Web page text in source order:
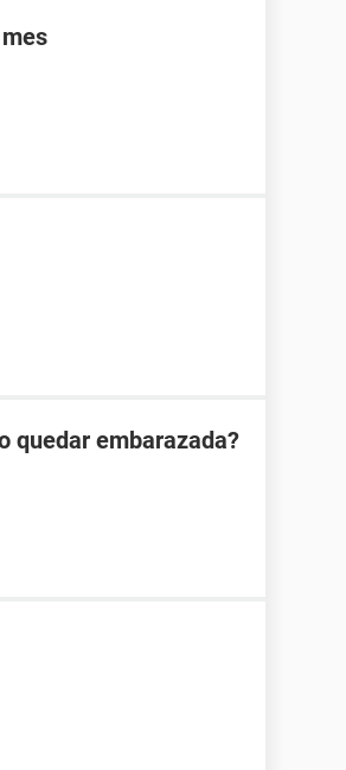
quedar embarazada?